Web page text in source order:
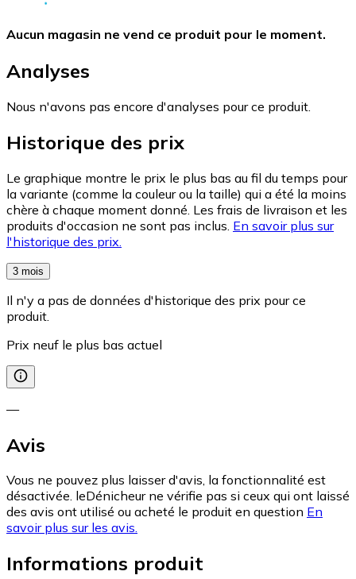
Aucun magasin ne vend ce produit pour le moment.
Analyses
Nous n'avons pas encore d'analyses pour ce produit.
Historique des prix
Le graphique montre le prix le plus bas au fil du temps pour
la variante (comme la couleur ou la taille) qui a été la moins
chère à chaque moment donné. Les frais de livraison et les
produits d'occasion ne sont pas inclus. En savoir plus sur
l'historique des prix.
3 mois
Il n'y a pas de données d'historique des prix pour ce
produit.
Prix neuf le plus bas actuel
—
Avis
Vous ne pouvez plus laisser d'avis, la fonctionnalité est
désactivée. leDénicheur ne vérifie pas si ceux qui ont laissé
des avis ont utilisé ou acheté le produit en question En
savoir plus sur les avis.
Informations produit